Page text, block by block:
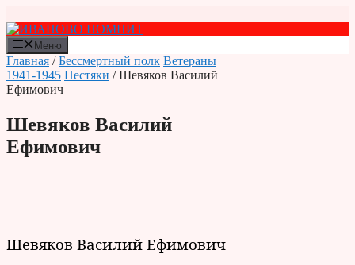
к
содержимому
Меню
Главная /Бессмертный полк Ветераны
1941-1945 Пестяки / Шевяков Василий
Ефимович
Шевяков Василий
Ефимович
Шевяков Василий Ефимович